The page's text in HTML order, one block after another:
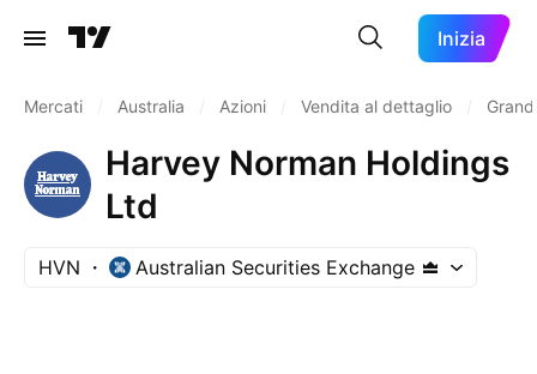
Inizia
Mercati Australia Azioni Vendita al dettaglio
Harvey Norman Holdings
Ltd
HVN Australian Securities Exchange